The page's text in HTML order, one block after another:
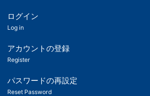
ツ
匿
名
ユ
ー
ログイン
Log in
アカウントの登録
Register
パスワードの再設定
Reset Password